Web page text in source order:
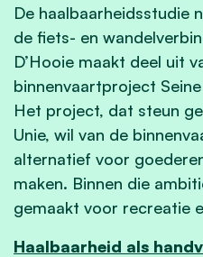
De haalbaarheidsstudie
de fiets- en
D’Hooie maakt deel uit
binnenvaartproject
Het project, dat steun
Unie, wil van de
alternatief voor
maken. Binnen die
gemaakt voor recreatie
Haalbaarheid als